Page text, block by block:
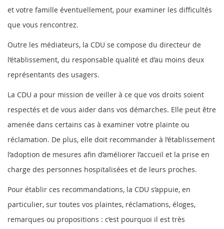
et votre famille éventuellement, pour examiner les difficultés
que vous rencontrez.
Outre les médiateurs, la CDU se compose du directeur de
l’établissement, du responsable qualité et d’au moins deux
représentants des usagers.
La CDU a pour mission de veiller à ce que vos droits soient
respectés et de vous aider dans vos démarches. Elle peut être
amenée dans certains cas à examiner votre plainte ou
réclamation. De plus, elle doit recommander à l’établissement
l’adoption de mesures afin d’améliorer l’accueil et la prise en
charge des personnes hospitalisées et de leurs proches.
Pour établir ces recommandations, la CDU s’appuie, en
particulier, sur toutes vos plaintes, réclamations, éloges,
remarques ou propositions : c’est pourquoi il est très